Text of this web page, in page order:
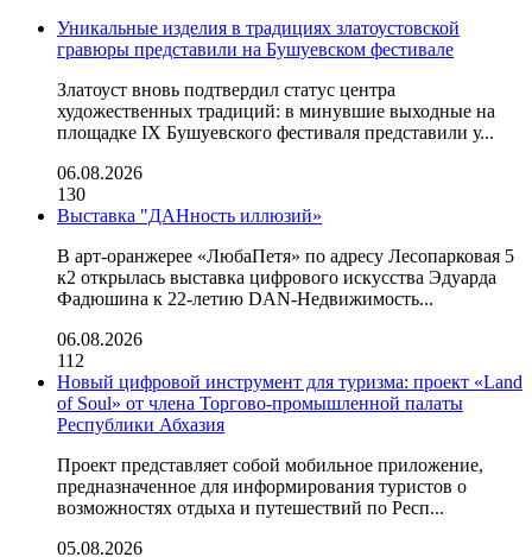
Уникальные изделия в традициях златоустовской
гравюры представили на Бушуевском фестивале
Златоуст вновь подтвердил статус центра
художественных традиций: в минувшие выходные на
площадке IX Бушуевского фестиваля представили у...
06.08.2026
130
Выставка "ДАНность иллюзий»
В арт-оранжерее «ЛюбаПетя» по адресу Лесопарковая 5
к2 открылась выставка цифрового искусства Эдуарда
Фадюшина к 22-летию DAN-Недвижимость...
06.08.2026
112
Новый цифровой инструмент для туризма: проект «Land
of Soul» от члена Торгово-промышленной палаты
Республики Абхазия
Проект представляет собой мобильное приложение,
предназначенное для информирования туристов о
возможностях отдыха и путешествий по Респ...
05.08.2026